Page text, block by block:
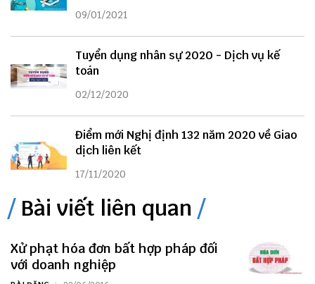
09/01/2021
Tuyển dụng nhân sự 2020 - Dịch vụ kế
toán
02/12/2020
Điểm mới Nghị định 132 năm 2020 về Giao
dịch liên kết
17/11/2020
Bài viết liên quan
Xử phạt hóa đơn bất hợp pháp đối
với doanh nghiệp